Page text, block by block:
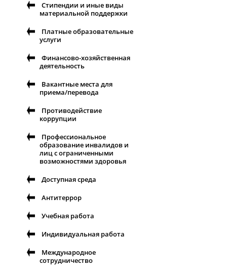
Стипендии и иные виды
материальной поддержки
Платные образовательные
услуги
Финансово-хозяйственная
деятельность
Вакантные места для
приема/перевода
Противодействие
коррупции
Профессиональное
образование инвалидов и
лиц с ограниченными
возможностями здоровья
Доступная среда
Антитеррор
Учебная работа
Индивидуальная работа
Международное
сотрудничество